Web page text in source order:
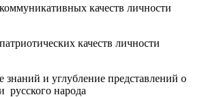
качеств личности
качеств личности
и углубление представлений о
русского народа